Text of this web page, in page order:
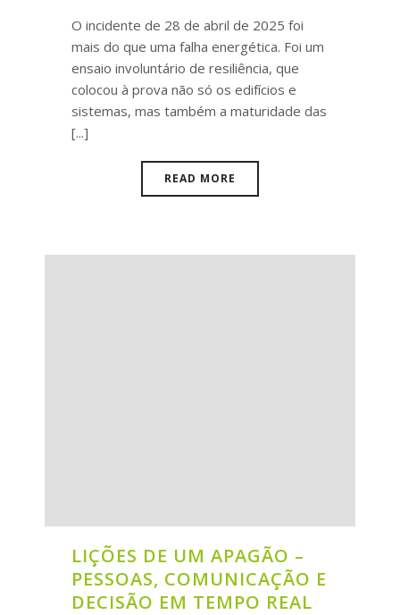
O incidente de 28 de abril de 2025 foi
mais do que uma falha energética. Foi um
ensaio involuntário de resiliência, que
colocou à prova não só os edifícios e
sistemas, mas também a maturidade das
[...]
READ MORE
LIÇÕES DE UM APAGÃO –
PESSOAS, COMUNICAÇÃO E
DECISÃO EM TEMPO REAL